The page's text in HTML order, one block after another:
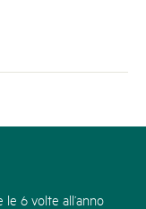
6 volte all’anno